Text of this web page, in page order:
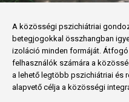
A közösségi pszichiátriai
betegjogokkal összhangban
izoláció minden formáját.
felhasználók számára a
a lehető legtöbb pszichiátriai és
alapvető célja a közösségi